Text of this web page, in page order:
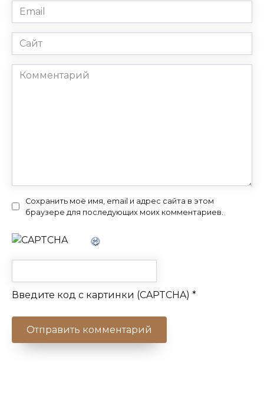
Email
*
Сайт
Комментарий
Сохранить моё имя, email и адрес сайта в этом
браузере для последующих моих комментариев.
Введите код с картинки (CAPTCHA) *